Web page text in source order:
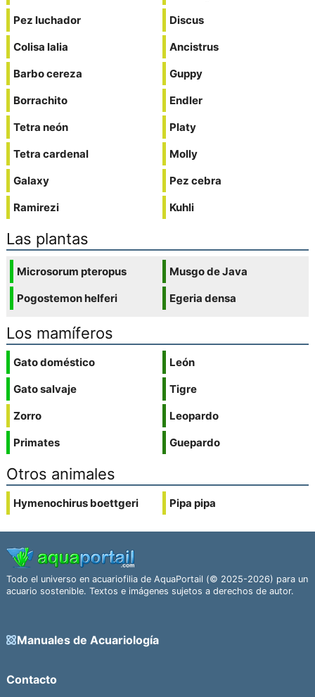
Pez luchador
Colisa lalia
Barbo cereza
Borrachito
Tetra neón
Tetra cardenal
Galaxy
Ramirezi
Discus
Ancistrus
Guppy
Endler
Platy
Molly
Pez cebra
Kuhli
Las plantas
Microsorum pteropus
Pogostemon helferi
Musgo de Java
Egeria densa
Los mamíferos
Gato doméstico
Gato salvaje
Zorro
Primates
León
Tigre
Leopardo
Guepardo
Otros animales
Hymenochirus boettgeri Pipa pipa
Todo el universo en acuariofilia de AquaPortail (© 2025-2026) para un
acuario sostenible. Textos e imágenes sujetos a derechos de autor.
Manuales de Acuariología
Contacto